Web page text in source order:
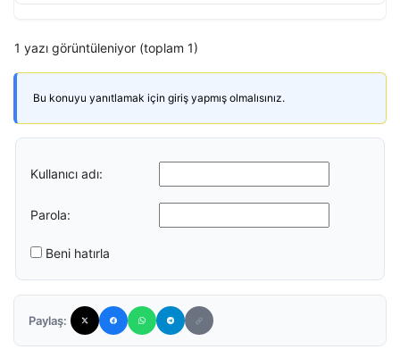
1 yazı görüntüleniyor (toplam 1)
Bu konuyu yanıtlamak için giriş yapmış olmalısınız.
Kullanıcı adı:
Parola:
Beni hatırla
Paylaş: